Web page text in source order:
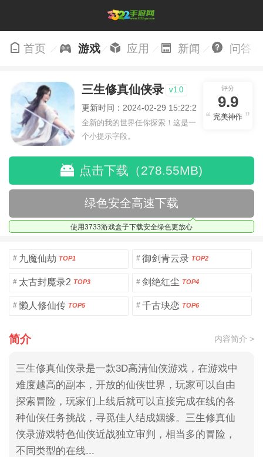
首页 游戏 应用 新闻 问答
三生修真仙侠录 v1.0
更新时间：2024-02-29 15:22:29
全新的我的世界任你探索！这是一
个小提示字段。
评分
9.9
完美神作
点击下载（278.55MB)
绿色安全高速下载
使用3733游戏盒子下载安全绿色更放心
# 九魔仙劫 TOP1 # 御剑青云录 TOP2
# 太古封魔录2 TOP3 # 剑绝红尘 TOP4
# 懒人修仙传 TOP5 # 千古玦恋 TOP6
简介 内容简介 >
三生修真仙侠录是一款3D高清仙侠游戏，在游戏中
难度越高的副本，开放的仙侠世界，玩家可以自由
探索冒险，玩家们上线后就可以直接完成在线的各
种仙侠任务挑战，寻觅佳人结成姻缘。三生修真仙
侠录游戏特色仙侠近战独立审判，相当多的冒险，
不同类型的在线...